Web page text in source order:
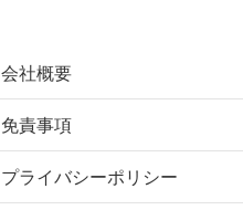
会社概要
免責事項
プライバシーポリシー